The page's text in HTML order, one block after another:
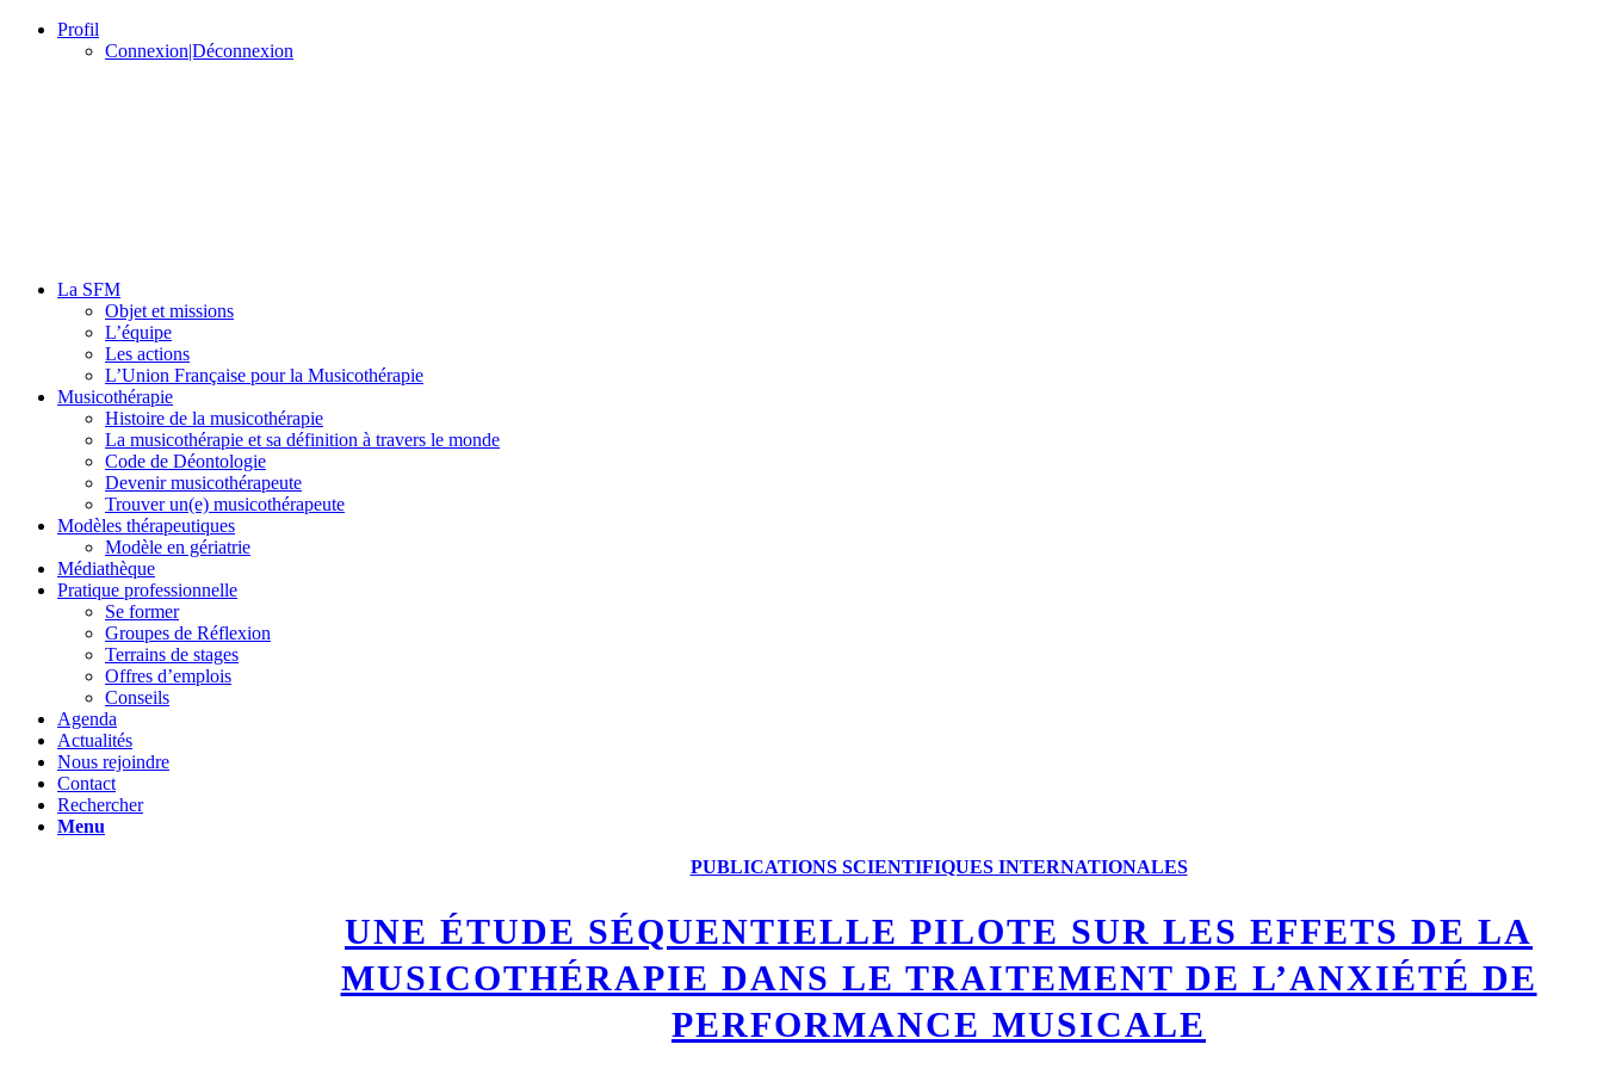
Profil
Connexion|Déconnexion
La SFM
Objet et missions
L’équipe
Les actions
L’Union Française pour la Musicothérapie
Musicothérapie
Histoire de la musicothérapie
La musicothérapie et sa définition à travers le monde
Code de Déontologie
Devenir musicothérapeute
Trouver un(e) musicothérapeute
Modèles thérapeutiques
Modèle en gériatrie
Médiathèque
Pratique professionnelle
Se former
Groupes de Réflexion
Terrains de stages
Offres d’emplois
Conseils
Agenda
Actualités
Nous rejoindre
Contact
Rechercher
Menu
PUBLICATIONS SCIENTIFIQUES INTERNATIONALES
UNE ÉTUDE SÉQUENTIELLE PILOTE SUR LES EFFETS DE LA
MUSICOTHÉRAPIE DANS LE TRAITEMENT DE L’ANXIÉTÉ DE
PERFORMANCE MUSICALE